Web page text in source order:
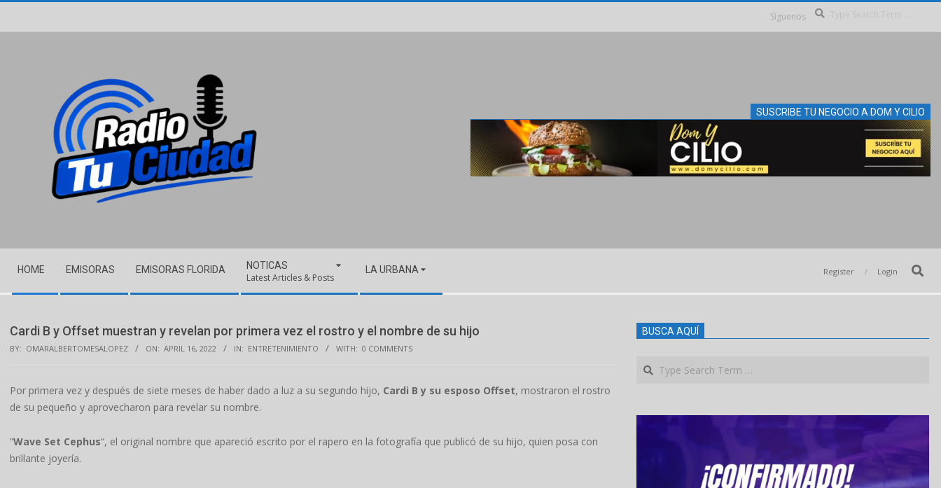
Síguenos
SUSCRIBE TU NEGOCIO A DOM Y CILIO
Navigation
Menu
HOME EMISORAS EMISORAS FLORIDA NOTICAS
Latest Articles & Posts
LA URBANA Register Login Search
Cardi B y Offset muestran y revelan por primera vez el rostro y el nombre de su hijo
BY: OMARALBERTOMESALOPEZ ON: APRIL 16, 2022 IN: ENTRETENIMIENTO WITH: 0 COMMENTS
Por primera vez y después de siete meses de haber dado a luz a su segundo hijo, Cardi B y su esposo Offset, mostraron el rostro
de su pequeño y aprovecharon para revelar su nombre.
“Wave Set Cephus“, el original nombre que apareció escrito por el rapero en la fotografía que publicó de su hijo, quien posa con
brillante joyería.
BUSCA AQUÍ
Search